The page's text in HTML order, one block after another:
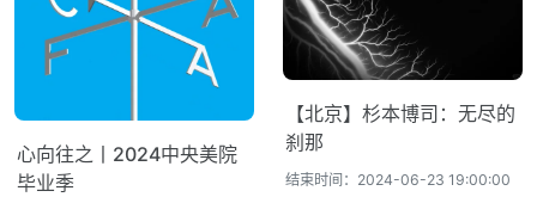
心向往之丨2024中央美院
毕业季
【北京】杉本博司：无尽的
刹那
结束时间：2024-06-23 19:00:00